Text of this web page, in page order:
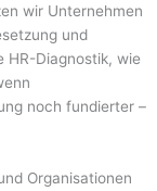
wir Unternehmen
und
HR-Diagnostik, wie
noch fundierter –
Organisationen